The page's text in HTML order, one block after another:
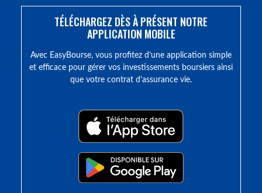
TÉLÉCHARGEZ DÈS À PRÉSENT NOTRE
APPLICATION MOBILE
Avec EasyBourse, vous profitez d’une application simple
et efficace pour gérer vos investissements boursiers ainsi
que votre contrat d’assurance vie.